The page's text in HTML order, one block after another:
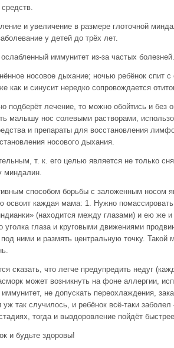
и увеличение в размере глоточной
у детей до трёх лет.
ослабленный иммунитет из-за частых болезней.
носовое дыхание; ночью ребёнок спит
как и синусит нередко сопровождается
подберёт лечение, то можно обойтись и без
малышу нос солевыми растворами,
и препараты для восстановления
носового дыхания.
т. к. его целью является не только
миндалин.
способом борьбы с заложенным носом
освоит каждая мама: 1. Нужно помассировать
(находится между глазами) и ею же
уголка глаза и круговыми движениями
под ними и размять центральную точку. Такой
сказать, что легче предупредить недуг
может возникнуть на фоне аллергии,
иммунитет, не допускать переохлаждения,
так случилось, и ребёнок всё-таки
тогда и выздоровление пойдёт
и будьте здоровы!